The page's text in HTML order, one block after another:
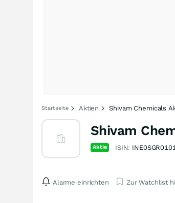
Startseite Aktien Shivam Chemicals
Shivam
Aktie ISIN:
Alarme einrichten Zur Watchlist